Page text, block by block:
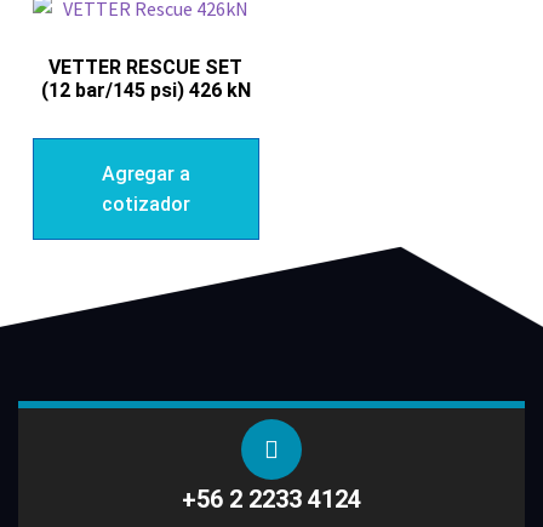
VETTER RESCUE SET
(12 bar/145 psi) 426 kN
Agregar a
cotizador
+56 2 2233 4124